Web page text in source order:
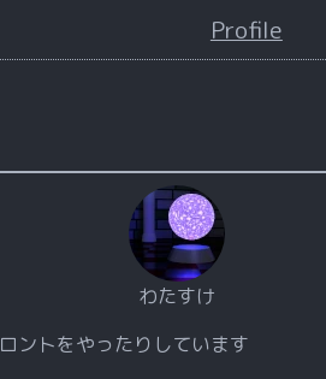
Profile
わたすけ
ントをやったりしています